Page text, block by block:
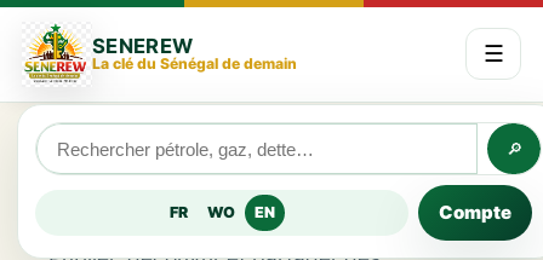
SENEREW
La clé du Sénégal de demain ☰
🔎
FR WO EN Compte